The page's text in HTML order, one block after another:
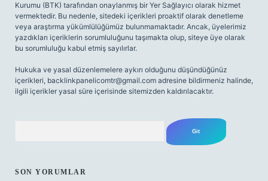
Kurumu (BTK) tarafından onaylanmış bir Yer Sağlayıcı olarak hizmet
vermektedir. Bu nedenle, sitedeki içerikleri proaktif olarak denetleme
veya araştırma yükümlülüğümüz bulunmamaktadır. Ancak, üyelerimiz
yazdıkları içeriklerin sorumluluğunu taşımakta olup, siteye üye olarak
bu sorumluluğu kabul etmiş sayılırlar.
Hukuka ve yasal düzenlemelere aykırı olduğunu düşündüğünüz
içerikleri, backlinkpanelicomtr@gmail.com adresine bildirmeniz halinde,
ilgili içerikler yasal süre içerisinde sitemizden kaldırılacaktır.
SON YORUMLAR